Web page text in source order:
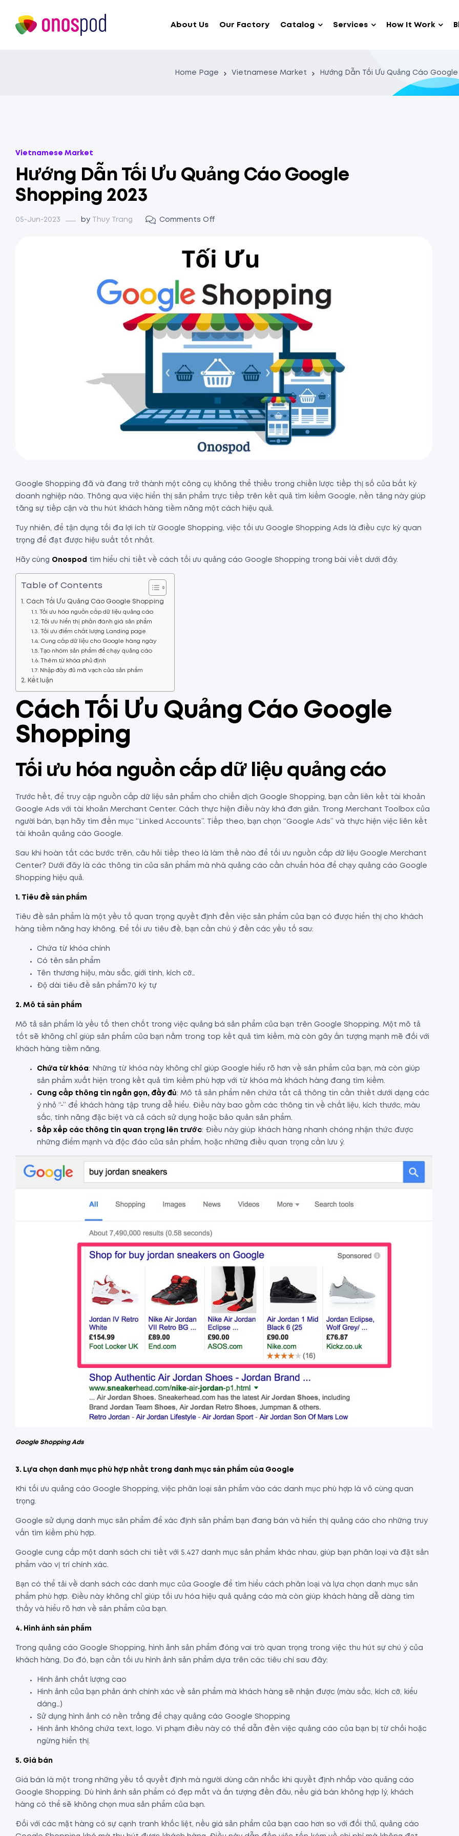
About Us Our Factory Catalog Services How It Work
Home Page Vietnamese Market Hướng Dẫn Tối Ưu Quảng Cáo
Vietnamese Market
Hướng Dẫn Tối Ưu Quảng Cáo Google
Shopping 2023
05-Jun-2023 by Thuy Trang Comments Off
Google Shopping đã và đang trở thành một công cụ không thể thiếu trong chiến lược tiếp thị số của bất kỳ
doanh nghiệp nào. Thông qua việc hiển thị sản phẩm trực tiếp trên kết quả tìm kiếm Google, nền tảng này giúp
tăng sự tiếp cận và thu hút khách hàng tiềm năng một cách hiệu quả.
Tuy nhiên, để tận dụng tối đa lợi ích từ Google Shopping, việc tối ưu Google Shopping Ads là điều cực kỳ quan
trọng để đạt được hiệu suất tốt nhất.
Hãy cùng Onospod tìm hiểu chi tiết về cách tối ưu quảng cáo Google Shopping trong bài viết dưới đây.
Table of Contents
Cách Tối Ưu Quảng Cáo Google Shopping
Tối ưu hóa nguồn cấp dữ liệu quảng cáo
Tối ưu hiển thị phần đánh giá sản phẩm
Tối ưu điểm chất lượng Landing page
Cung cấp dữ liệu cho Google hàng ngày
Tạo nhóm sản phẩm để chạy quảng cáo
Thêm từ khóa phủ định
Nhập đầy đủ mã vạch của sản phẩm
Kết luận
Cách Tối Ưu Quảng Cáo Google
Shopping
Tối ưu hóa nguồn cấp dữ liệu quảng cáo
Trước hết, để truy cập nguồn cấp dữ liệu sản phẩm cho chiến dịch Google Shopping, bạn cần liên kết tài khoản
Google Ads với tài khoản Merchant Center. Cách thực hiện điều này khá đơn giản. Trong Merchant Toolbox của
người bán, bạn hãy tìm đến mục “Linked Accounts”. Tiếp theo, bạn chọn “Google Ads” và thực hiện việc liên kết
tài khoản quảng cáo Google.
Sau khi hoàn tất các bước trên, câu hỏi tiếp theo là làm thế nào để tối ưu nguồn cấp dữ liệu Google Merchant
Center? Dưới đây là các thông tin của sản phẩm mà nhà quảng cáo cần chuẩn hóa để chạy quảng cáo Google
Shopping hiệu quả.
1. Tiêu đề sản phẩm
Tiêu đề sản phẩm là một yếu tố quan trọng quyết định đến việc sản phẩm của bạn có được hiển thị cho khách
hàng tiềm năng hay không. Để tối ưu tiêu đề, bạn cần chú ý đến các yếu tố sau:
Chứa từ khóa chính
Có tên sản phẩm
Tên thương hiệu, màu sắc, giới tính, kích cỡ…
Độ dài tiêu đề sản phẩm70 ký tự
2. Mô tả sản phẩm
Mô tả sản phẩm là yếu tố then chốt trong việc quảng bá sản phẩm của bạn trên Google Shopping. Một mô tả
tốt sẽ không chỉ giúp sản phẩm của bạn nằm trong top kết quả tìm kiếm, mà còn gây ấn tượng mạnh mẽ đối với
khách hàng tiềm năng.
Chứa từ khóa: Những từ khóa này không chỉ giúp Google hiểu rõ hơn về sản phẩm của bạn, mà còn giúp
sản phẩm xuất hiện trong kết quả tìm kiếm phù hợp với từ khóa mà khách hàng đang tìm kiếm.
Cung cấp thông tin ngắn gọn, đầy đủ: Mô tả sản phẩm nên chứa tất cả thông tin cần thiết dưới dạng các
ý nhỏ “-” để khách hàng tập trung dễ hiểu. Điều này bao gồm các thông tin về chất liệu, kích thước, màu
sắc, tính năng đặc biệt và cả cách sử dụng hoặc bảo quản sản phẩm.
Sắp xếp các thông tin quan trọng lên trước: Điều này giúp khách hàng nhanh chóng nhận thức được
những điểm mạnh và độc đáo của sản phẩm, hoặc những điều quan trọng cần lưu ý.
Google Shopping Ads
3. Lựa chọn danh mục phù hợp nhất trong danh mục sản phẩm của Google
Khi tối ưu quảng cáo Google Shopping, việc phân loại sản phẩm vào các danh mục phù hợp là vô cùng quan
trọng.
Google sử dụng danh mục sản phẩm để xác định sản phẩm bạn đang bán và hiển thị quảng cáo cho những truy
vấn tìm kiếm phù hợp.
Google cung cấp một danh sách chi tiết với 5.427 danh mục sản phẩm khác nhau, giúp bạn phân loại và đặt sản
phẩm vào vị trí chính xác.
Bạn có thể tải về danh sách các danh mục của Google để tìm hiểu cách phân loại và lựa chọn danh mục sản
phẩm phù hợp. Điều này không chỉ giúp tối ưu hóa hiệu quả quảng cáo mà còn giúp khách hàng dễ dàng tìm
thấy và hiểu rõ hơn về sản phẩm của bạn.
4. Hình ảnh sản phẩm
Trong quảng cáo Google Shopping, hình ảnh sản phẩm đóng vai trò quan trọng trong việc thu hút sự chú ý của
khách hàng. Do đó, bạn cần tối ưu hình ảnh sản phẩm dựa trên các tiêu chí sau đây:
Hình ảnh chất lượng cao
Hình ảnh của bạn phản ánh chính xác về sản phẩm mà khách hàng sẽ nhận được (màu sắc, kích cỡ, kiểu
dáng…)
Sử dụng hình ảnh có nền trắng để chạy quảng cáo Google Shopping
Hình ảnh không chứa text, logo. Vi phạm điều này có thể dẫn đến việc quảng cáo của bạn bị từ chối hoặc
ngừng hiển thị.
5. Giá bán
Giá bán là một trong những yếu tố quyết định mà người dùng cân nhắc khi quyết định nhấp vào quảng cáo
Google Shopping. Dù hình ảnh sản phẩm có đẹp mắt và ấn tượng đến đâu, nếu giá bán không hợp lý, khách
hàng có thể sẽ không chọn mua sản phẩm của bạn.
Đối với các mặt hàng có sự cạnh tranh khốc liệt, nếu giá sản phẩm của bạn cao hơn so với đối thủ, quảng cáo